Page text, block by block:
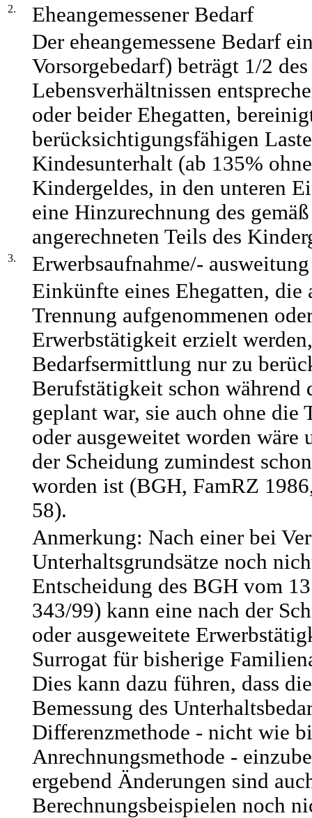
2.
Eheangemessener Bedarf
Der eheangemessene Bedarf
Vorsorgebedarf) beträgt 1/2
Lebensverhältnissen
oder beider Ehegatten,
berücksichtigungsfähigen
Kindesunterhalt (ab 135%
Kindergeldes, in den unteren
eine Hinzurechnung des
angerechneten Teils des
3.
Erwerbsaufnahme/-
Einkünfte eines Ehegatten, die
Trennung aufgenommenen
Erwerbstätigkeit erzielt
Bedarfsermittlung nur zu
Berufstätigkeit schon während
geplant war, sie auch ohne die
oder ausgeweitet worden
der Scheidung zumindest
worden ist (BGH, FamRZ
58).
Anmerkung: Nach einer bei
Unterhaltsgrundsätze noch
Entscheidung des BGH vom
343/99) kann eine nach der
oder ausgeweitete
Surrogat für bisherige
Dies kann dazu führen, dass
Bemessung des
Differenzmethode - nicht wie
Anrechnungsmethode -
ergebend Änderungen sind
Berechnungsbeispielen noch